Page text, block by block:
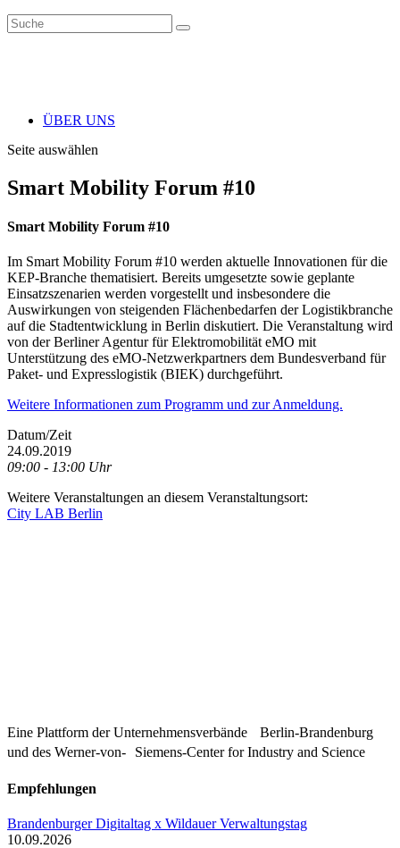
ÜBER UNS
Seite auswählen
Smart Mobility Forum #10
Smart Mobility Forum #10
Im Smart Mobility Forum #10 werden aktuelle Innovationen für die
KEP-Branche thematisiert. Bereits umgesetzte sowie geplante
Einsatzszenarien werden vorgestellt und insbesondere die
Auswirkungen von steigenden Flächenbedarfen der Logistikbranche
auf die Stadtentwicklung in Berlin diskutiert. Die Veranstaltung wird
von der Berliner Agentur für Elektromobilität eMO mit
Unterstützung des eMO-Netzwerkpartners dem Bundesverband für
Paket- und Expresslogistik (BIEK) durchgeführt.
Weitere Informationen zum Programm und zur Anmeldung.
Datum/Zeit
24.09.2019
09:00 - 13:00 Uhr
Weitere Veranstaltungen an diesem Veranstaltungsort:
City LAB Berlin
Eine Plattform derUnternehmensverbände Berlin-Brandenburg
und des Werner-von- Siemens-Center for Industry and Science
Empfehlungen
Brandenburger Digitaltag x Wildauer Verwaltungstag
10.09.2026